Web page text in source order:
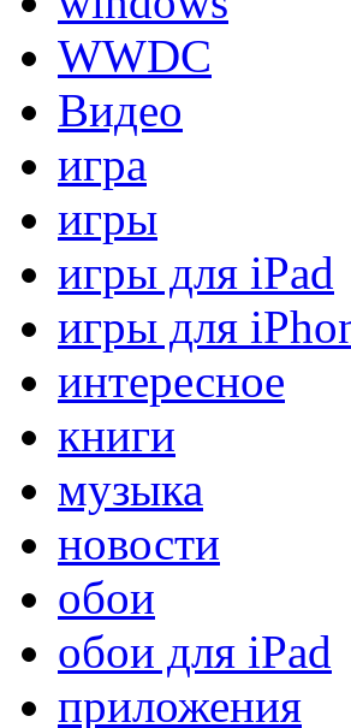
WWDC
Видео
игра
игры
игры для iPad
игры для
интересное
книги
музыка
новости
обои
обои для iPad
приложения